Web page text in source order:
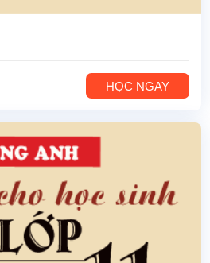
HỌC NGAY